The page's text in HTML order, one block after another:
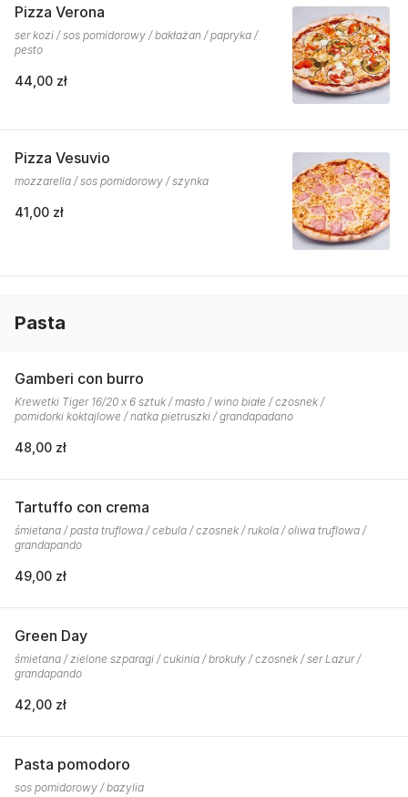
Pizza Verona
ser kozi / sos pomidorowy / bakłażan / papryka /
pesto
44,00 zł
Pizza Vesuvio
mozzarella / sos pomidorowy / szynka
41,00 zł
Pasta
Gamberi con burro
Krewetki Tiger 16/20 x 6 sztuk / masło / wino białe / czosnek /
pomidorki koktajlowe / natka pietruszki / grandapadano
48,00 zł
Tartuffo con crema
śmietana / pasta truflowa / cebula / czosnek / rukola / oliwa truflowa /
grandapando
49,00 zł
Green Day
śmietana / zielone szparagi / cukinia / brokuły / czosnek / ser Lazur /
grandapando
42,00 zł
Pasta pomodoro
sos pomidorowy / bazylia